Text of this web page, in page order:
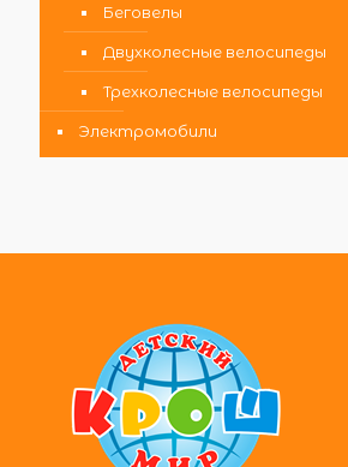
Беговелы
Двухколесные велосипеды
Трехколесные велосипеды
Электромобили